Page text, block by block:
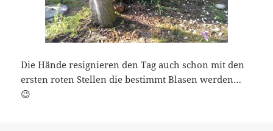
Die Hände resignieren den Tag auch schon mit den
ersten roten Stellen die bestimmt Blasen werden…
😉